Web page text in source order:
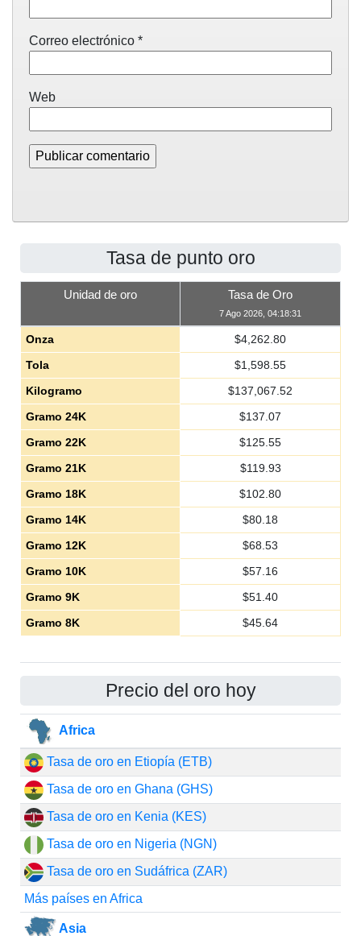
Correo electrónico *
Web
Tasa de punto oro
Unidad de oro Tasa de Oro
7 Ago 2026, 04:18:31
Onza $4,262.80
Tola
$1,598.55
Kilogramo
$137,067.52
Gramo 24K
$137.07
Gramo 22K
$125.55
Gramo 21K
$119.93
Gramo 18K
$102.80
Gramo 14K
$80.18
Gramo 12K
$68.53
Gramo 10K
$57.16
Gramo 9K
$51.40
Gramo 8K
$45.64
Precio del oro hoy
Africa
Tasa de oro en Etiopía (ETB)
Tasa de oro en Ghana (GHS)
Tasa de oro en Kenia (KES)
Tasa de oro en Nigeria (NGN)
Tasa de oro en Sudáfrica (ZAR)
Más países en Africa
Asia